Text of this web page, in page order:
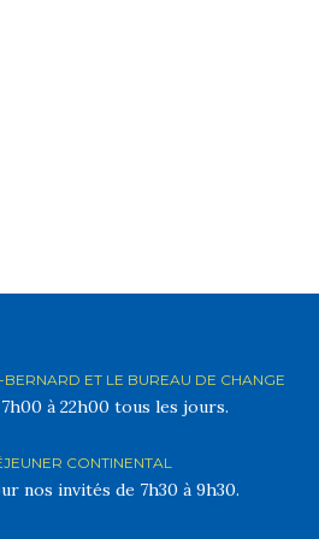
BERNARD ET LE BUREAU DE CHANGE
à 22h00 tous les jours.
CONTINENTAL
nos invités de 7h30 à 9h30.